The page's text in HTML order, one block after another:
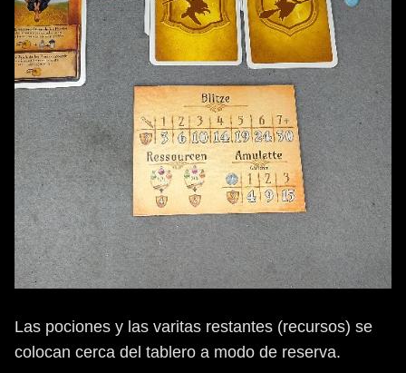
Las pociones y las varitas restantes (recursos) se
colocan cerca del tablero a modo de reserva.